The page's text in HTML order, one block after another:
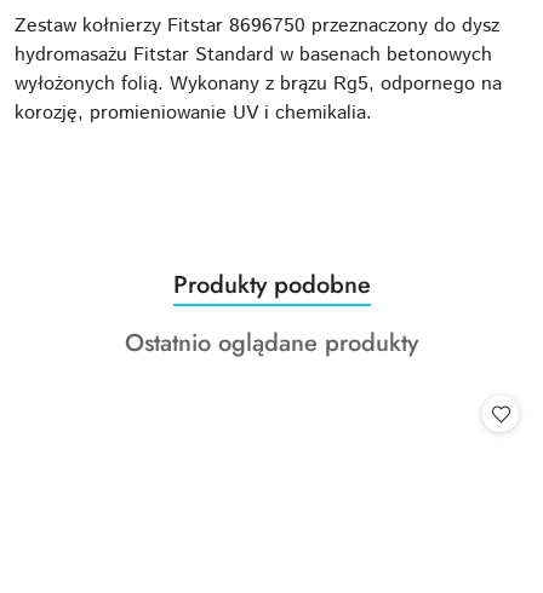
Zestaw kołnierzy Fitstar 8696750 przeznaczony do dysz
hydromasażu Fitstar Standard w basenach betonowych
wyłożonych folią. Wykonany z brązu Rg5, odpornego na
korozję, promieniowanie UV i chemikalia.
Pomiń karuzelę produktów
Produkty
o
statusie:
Produkty podobne
Produkty
Ostatnio oglądane produkty